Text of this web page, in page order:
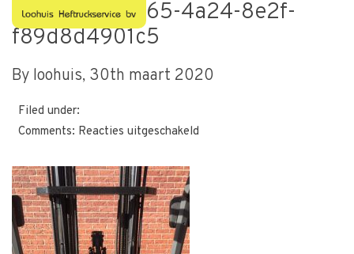
bbd9aa39-eb65-4a24-8e2f-
f89d8d4901c5
By loohuis, 30th maart 2020
Filed under:
Comments: Reacties uitgeschakeld